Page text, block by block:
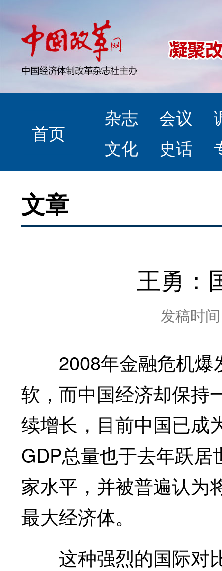
首页
杂志 会议
文化
史话
文章
王勇：
发稿时
2008年金融危机爆
软，而中国经济却保持
续增长，目前中国已成
GDP总量也于去年跃
家水平，并被普遍认为
最大经济体。
这种强烈的国际对